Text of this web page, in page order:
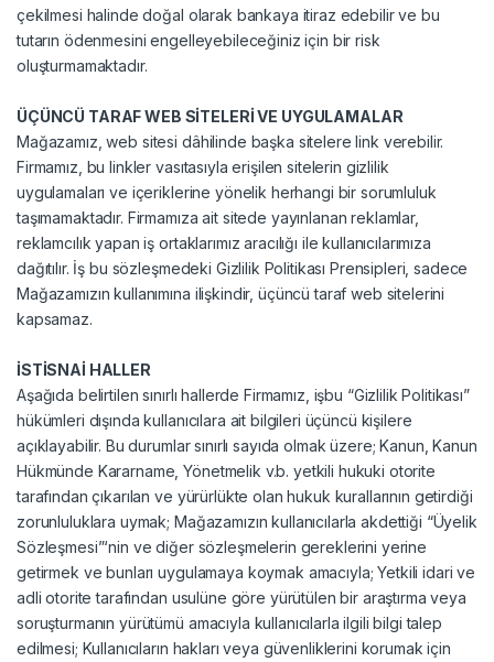
çekilmesi halinde doğal olarak bankaya itiraz edebilir ve bu
tutarın ödenmesini engelleyebileceğiniz için bir risk
oluşturmamaktadır.
ÜÇÜNCÜ TARAF WEB SİTELERİ VE UYGULAMALAR
Mağazamız, web sitesi dâhilinde başka sitelere link verebilir.
Firmamız, bu linkler vasıtasıyla erişilen sitelerin gizlilik
uygulamaları ve içeriklerine yönelik herhangi bir sorumluluk
taşımamaktadır. Firmamıza ait sitede yayınlanan reklamlar,
reklamcılık yapan iş ortaklarımız aracılığı ile kullanıcılarımıza
dağıtılır. İş bu sözleşmedeki Gizlilik Politikası Prensipleri, sadece
Mağazamızın kullanımına ilişkindir, üçüncü taraf web sitelerini
kapsamaz.
İSTİSNAİ HALLER
Aşağıda belirtilen sınırlı hallerde Firmamız, işbu “Gizlilik Politikası”
hükümleri dışında kullanıcılara ait bilgileri üçüncü kişilere
açıklayabilir. Bu durumlar sınırlı sayıda olmak üzere; Kanun, Kanun
Hükmünde Kararname, Yönetmelik v.b. yetkili hukuki otorite
tarafından çıkarılan ve yürürlükte olan hukuk kurallarının getirdiği
zorunluluklara uymak; Mağazamızın kullanıcılarla akdettiği “Üyelik
Sözleşmesi”‘nin ve diğer sözleşmelerin gereklerini yerine
getirmek ve bunları uygulamaya koymak amacıyla; Yetkili idari ve
adli otorite tarafından usulüne göre yürütülen bir araştırma veya
soruşturmanın yürütümü amacıyla kullanıcılarla ilgili bilgi talep
edilmesi; Kullanıcıların hakları veya güvenliklerini korumak için